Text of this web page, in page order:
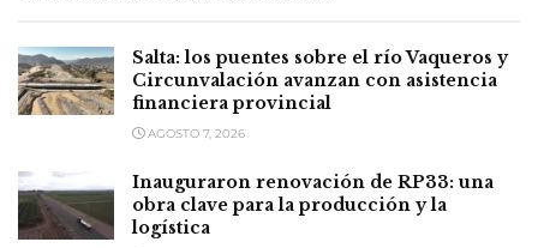
Salta: los puentes sobre el río Vaqueros y
Circunvalación avanzan con asistencia
financiera provincial
AGOSTO 7, 2026
Inauguraron renovación de RP33: una
obra clave para la producción y la
logística